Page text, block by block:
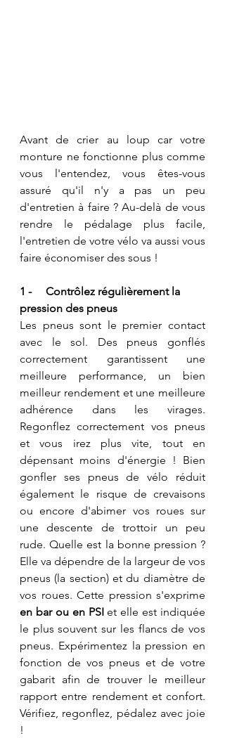
Avant de crier au loup car votre
monture ne fonctionne plus comme
vous l'entendez, vous êtes-vous
assuré qu'il n'y a pas un peu
d'entretien à faire ? Au-delà de vous
rendre le pédalage plus facile,
l'entretien de votre vélo va aussi vous
faire économiser des sous !
1 -     Contrôlez régulièrement la
pression des pneus
Les pneus sont le premier contact
avec le sol. Des pneus gonflés
correctement garantissent une
meilleure performance, un bien
meilleur rendement et une meilleure
adhérence dans les virages.
Regonflez correctement vos pneus
et vous irez plus vite, tout en
dépensant moins d'énergie ! Bien
gonfler ses pneus de vélo réduit
également le risque de crevaisons
ou encore d'abimer vos roues sur
une descente de trottoir un peu
rude. Quelle est la bonne pression ?
Elle va dépendre de la largeur de vos
pneus (la section) et du diamètre de
en bar ou en PSI et elle est indiquée
le plus souvent sur les flancs de vos
pneus. Expérimentez la pression en
fonction de vos pneus et de votre
gabarit afin de trouver le meilleur
rapport entre rendement et confort.
Vérifiez, regonflez, pédalez avec joie
!